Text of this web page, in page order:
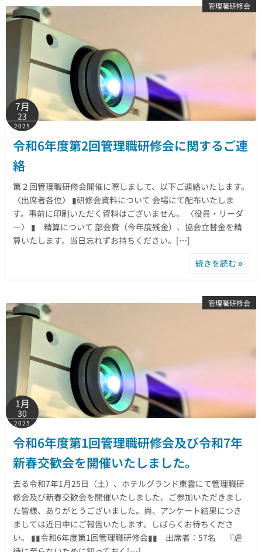
管理職研修会
7月
23
2025
令和6年度第2回管理職研修会に関するご連
絡
第２回管理職研修会開催に際しまして、以下ご連絡いたします。
〈出席者各位〉 ▮研修会資料について 会場にて配布いたしま
す。事前に印刷いただく資料はございません。 〈役員・リーダ
ー〉 ▮ 精算について 部会費（今年度残金）、協会立替金を精
算いたします。当日忘れずお持ちください。[…]
続きを読む
管理職研修会
1月
30
2025
令和6年度第1回管理職研修会及び令和7年
新春交歓会を開催いたしました。
去る令和7年1月25日（土）、ホテルグランド東雲にて管理職研
修会及び新春交歓会を開催いたしました。ご参加いただきまし
た皆様、ありがとうございました。尚、アンケート結果につき
ましては近日中にご報告いたします。しばらくお待ちくださ
い。 ▮▮令和6年度第1回管理職研修会▮▮ 出席者：57名 『虐